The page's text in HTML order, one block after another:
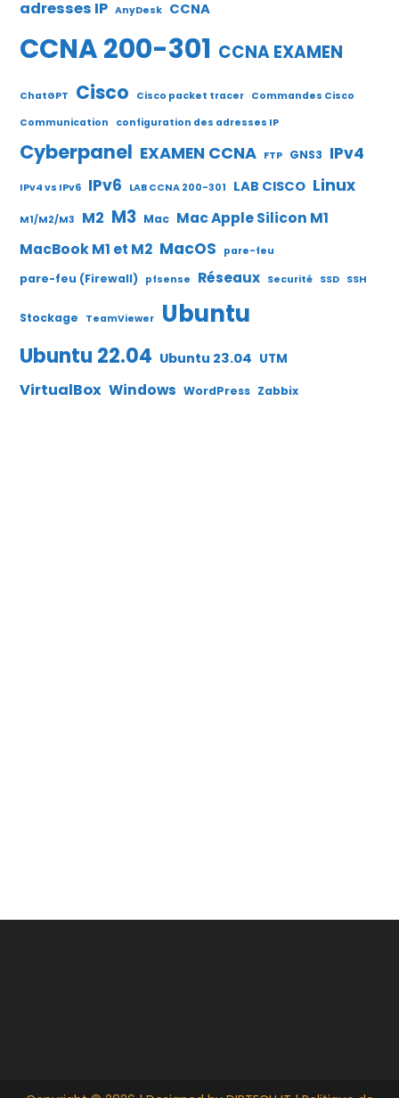
adresses IP AnyDesk CCNA
CCNA 200-301 CCNA EXAMEN
ChatGPT Cisco Cisco packet tracer Commandes Cisco
Communication
configuration des adresses IP
Cyberpanel EXAMEN CCNA FTP GNS3 IPv4
IPv4 vs IPv6 IPv6 LAB CCNA 200-301 LAB CISCO Linux
M1/M2/M3 M2 M3 Mac Mac Apple Silicon M1
MacBook M1 et M2 MacOS pare-feu
pare-feu (Firewall) pfsense Réseaux Securité SSD SSH
Stockage TeamViewer Ubuntu
Ubuntu 22.04 Ubuntu 23.04 UTM
VirtualBox Windows WordPress Zabbix